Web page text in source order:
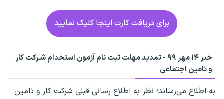
برای دریافت کارت اینجا کلیک نمایید
خبر ۱۴ مهر ۹۹ - تمدید مهلت ثبت نام آزمون استخدام شـرکت کار
و تامین اجتماعی
به اطلاع می‌رساند؛ نظر به اطلاع رسانی قبلی شرکت کار و تامین